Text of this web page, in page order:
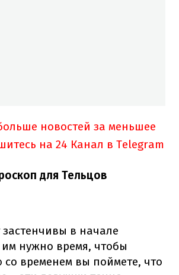
новостей за меньшее
на 24 Канал в Telegram
для Тельцов
в начале
нужно время, чтобы
со временем вы поймете, что